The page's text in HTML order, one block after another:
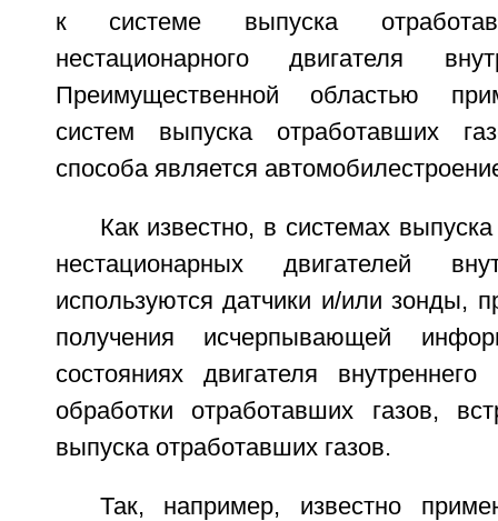
к системе выпуска
нестационарного двигателя
Преимущественной областью
систем выпуска отработавших
способа является
Как известно, в системах
нестационарных двигателей
используются датчики и/или зонды,
получения исчерпывающей
состояниях двигателя
обработки отработавших газов,
выпуска отработавших газов.
Так, например, известно